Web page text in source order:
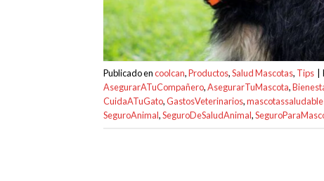
Publicado encoolcan,Productos,Salud Mascotas, Tips
AsegurarATuCompañero,AsegurarTuMascota,
CuidaATuGato,GastosVeterinarios,
SeguroAnimal,SeguroDeSaludAnimal,